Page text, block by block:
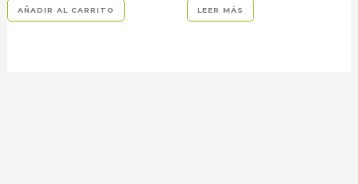
AÑADIR AL CARRITO LEER MÁS